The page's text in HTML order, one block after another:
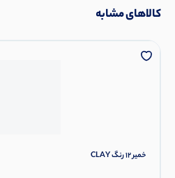
کالاهای مشابه
خمیر 12 رنگ CLAY